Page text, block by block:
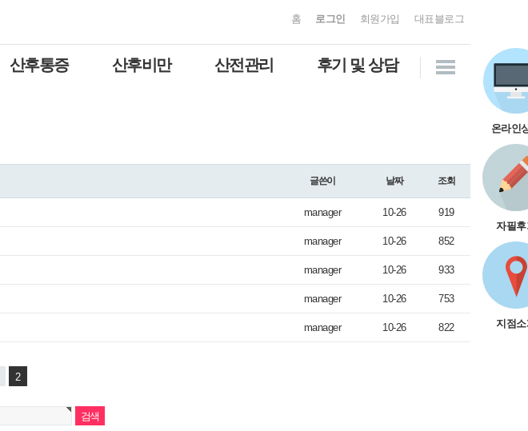
온라인
자필후
지점소
대표블로그
회원가입
로그인
홈
산후통증 산후비만 산전관리 후기 및 상담
글쓴이 날짜 조회
manager 10-26 919
manager 10-26 852
manager 10-26 933
manager 10-26 753
manager 10-26 822
2